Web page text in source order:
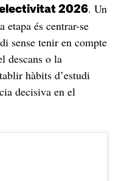
2026. Un
etapa és centrar-se
sense tenir en compte
descans o la
hàbits d’estudi
decisiva en el